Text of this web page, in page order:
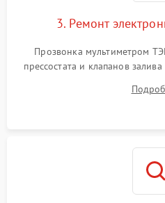
3. Ремонт
Прозвонка мультиметром
прессостата и клапанов
Восстановление